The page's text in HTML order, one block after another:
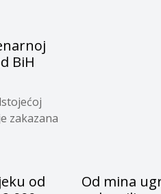
BiH
zakazana
od
Od mina